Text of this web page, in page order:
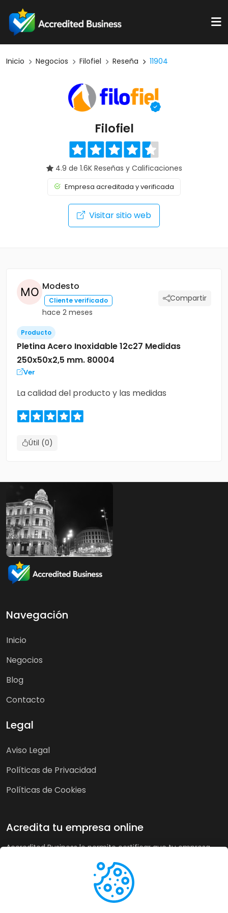
Inicio Negocios Filofiel Reseña 11904
Filofiel
4.9 de 1.6K Reseñas y Calificaciones
Empresa acreditada y verificada
Visitar sitio web
Modesto
Cliente verificado
hace 2 meses
Compartir
Producto
Pletina Acero Inoxidable 12c27 Medidas
250x50x2,5 mm. 80004
Ver
La calidad del producto y las medidas
Útil (0)
Navegación
Inicio
Negocios
Blog
Contacto
Legal
Aviso Legal
Políticas de Privacidad
Políticas de Cookies
Acredita tu empresa online
Accredited Business le permite certificar que tu empresa
calidad. A su vez, en tiendas online puede recoger la opinión
de sus clientes de forma imparcial y acreditar su buen
servicio a los clientes de forma automática incrementando